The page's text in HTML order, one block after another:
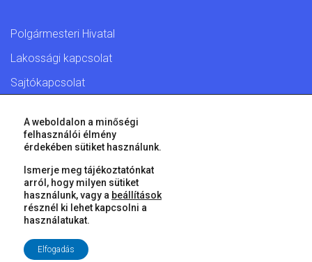
Polgármesteri Hivatal
Lakossági kapcsolat
Sajtókapcsolat
© 2026 Győr Megyei Jogú Város • Minden jog fenntartva!
A weboldalon a minőségi
felhasználói élmény
érdekében sütiket használunk.
Ismerje meg tájékoztatónkat
arról, hogy milyen sütiket
használunk, vagy a beállítások
résznél ki lehet kapcsolni a
használatukat.
Elfogadás